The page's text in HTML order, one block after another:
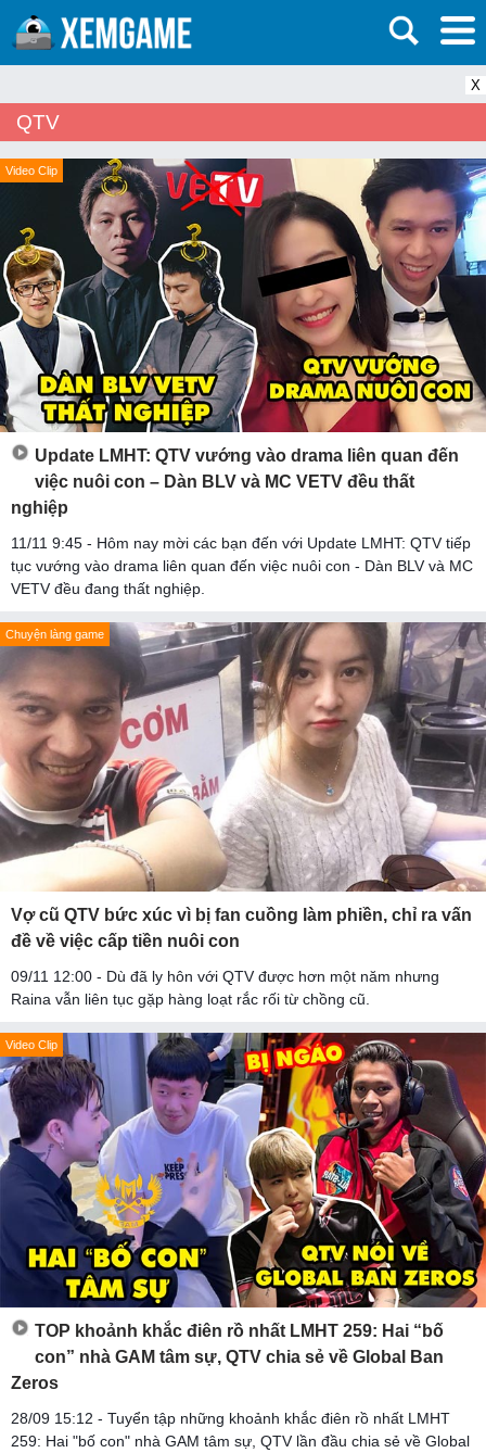
X
QTV
Video Clip
Update LMHT: QTV vướng vào drama liên quan đến
việc nuôi con – Dàn BLV và MC VETV đều thất
nghiệp
11/11 9:45 - Hôm nay mời các bạn đến với Update LMHT: QTV tiếp
tục vướng vào drama liên quan đến việc nuôi con - Dàn BLV và MC
VETV đều đang thất nghiệp.
Chuyện làng game
Vợ cũ QTV bức xúc vì bị fan cuồng làm phiền, chỉ ra vấn
đề về việc cấp tiền nuôi con
09/11 12:00 - Dù đã ly hôn với QTV được hơn một năm nhưng
Raina vẫn liên tục gặp hàng loạt rắc rối từ chồng cũ.
Video Clip
TOP khoảnh khắc điên rồ nhất LMHT 259: Hai “bố
con” nhà GAM tâm sự, QTV chia sẻ về Global Ban
Zeros
28/09 15:12 - Tuyển tập những khoảnh khắc điên rồ nhất LMHT
259: Hai "bố con" nhà GAM tâm sự, QTV lần đầu chia sẻ về Global